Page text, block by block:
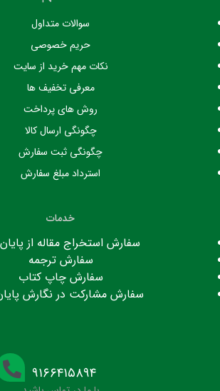
سوالات متداول
حریم خصوصی
نکات مهم خرید از سایت
معرفی تخفیف ها
روش های پرداخت
چگونگی ارسال کالا
چگونگی ثبت سفارش
استرداد مبلغ سفارش
خدمات
سفارش استخراج مقاله از
سفارش ترجمه
سفارش چاپ کتاب
سفارش مشارکت در نگارش
۹۱۶۶۴۱۵۸۹۴